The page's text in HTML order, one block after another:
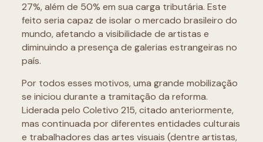
27%, além de 50% em sua carga tributária. Este
feito seria capaz de isolar o mercado brasileiro do
mundo, afetando a visibilidade de artistas e
diminuindo a presença de galerias estrangeiras no
país.
Por todos esses motivos, uma grande mobilização
se iniciou durante a tramitação da reforma.
Liderada pelo Coletivo 215, citado anteriormente,
mas continuada por diferentes entidades culturais
e trabalhadores das artes visuais (dentre artistas,